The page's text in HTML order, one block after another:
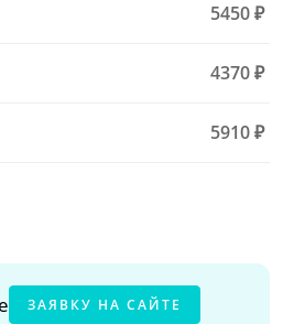
5450 ₽
4370 ₽
5910 ₽
ЗАЯВКУ НА САЙТЕ